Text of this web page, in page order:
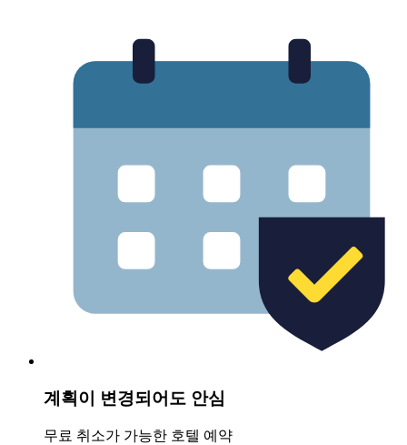
계획이 변경되어도 안심
무료 취소가 가능한 호텔 예약